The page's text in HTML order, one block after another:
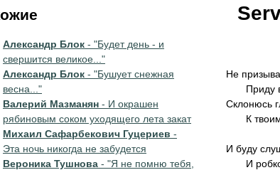
Не
Приду
Склонюсь
К
И буду
И
Александр Блок - "Будет день - и
свершится великое..."
Александр Блок - "Бушует снежная
весна..."
Валерий Мазманян - И окрашен
рябиновым соком уходящего лета закат
Михаил Сафарбекович Гуцериев -
Эта ночь никогда не забудется
Вероника Тушнова - "Я не помню тебя,